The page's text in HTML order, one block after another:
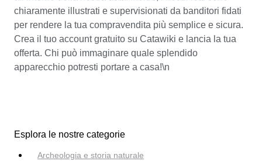
chiaramente illustrati e supervisionati da banditori fidati
per rendere la tua compravendita più semplice e sicura.
Crea il tuo account gratuito su Catawiki e lancia la tua
offerta. Chi può immaginare quale splendido
apparecchio potresti portare a casa!\n
Esplora le nostre categorie
Archeologia e storia naturale